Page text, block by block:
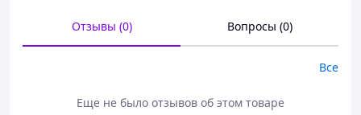
других участников группы о том, что вам нужна
и жестким футляром.
Отзывы (0) Вопросы (0)
Все
Еще не было отзывов об этом товаре